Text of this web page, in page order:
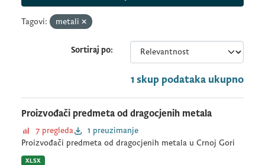
Tagovi: metali
Sortiraj po
1 skup podataka ukupno
Proizvođači predmeta od dragocjenih metala
7 pregleda
1 preuzimanje
Proizvođači predmeta od dragocjenih metala u Crnoj Gori
XLSX